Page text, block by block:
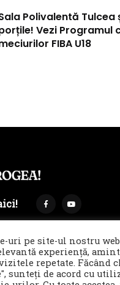
Polivalentă
Vezi Programul
FIBA U18
Politica de cookies & GDPR
uri pe site-ul nostru
experiență,
repetate. Făcând
sunteți de acord cu